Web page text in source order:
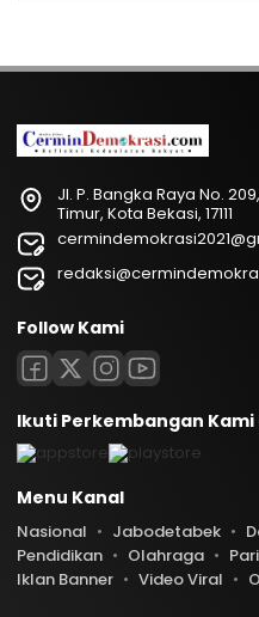
Jl. P. Bangka Raya No.
Timur, Kota Bekasi, 17111
Follow Kami
Ikuti Perkembangan Kami
Menu Kanal
Nasional Jabodetabek
Pendidikan
Olahraga
Iklan Banner
Video Viral